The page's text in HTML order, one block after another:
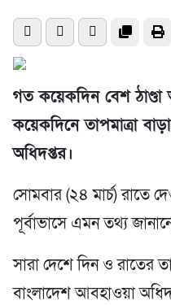
গত কয়েকদিন বেশ
কয়েকদিনে তাপমাত্রা
অধিদপ্তর।
সোমবার (২৪ মার্চ) রাতে
পূর্বাভাসে এমন তথ্য
সারা দেশে দিন ও রাতের
বাংলাদেশ আবহাওয়া